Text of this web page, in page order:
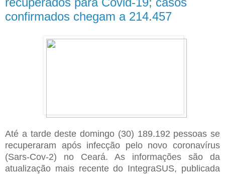
confirmados chegam a 214.457
Até a tarde deste domingo (30) 189.192 pessoas se
recuperaram após infecção pelo novo coronavírus
(Sars-Cov-2) no Ceará. As informações são da
atualização mais recente do IntegraSUS, publicada